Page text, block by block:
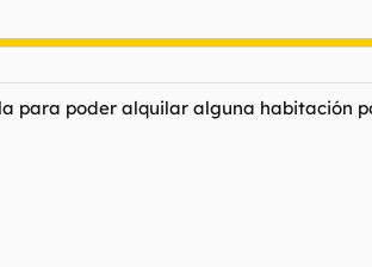
para poder alquilar alguna habitación